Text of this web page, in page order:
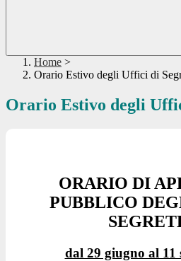
Home >
Orario Estivo degli Uffici di
Orario Estivo degli
ORARIO DI
PUBBLICO
dal 29 giugno al 11